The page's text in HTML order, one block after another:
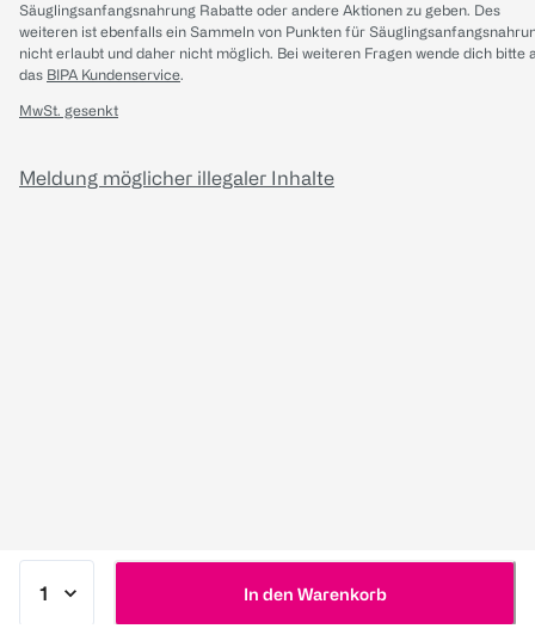
In den Warenkorb
Säuglingsanfangsnahrung Rabatte oder andere Aktionen zu geben. Des
weiteren ist ebenfalls ein Sammeln von Punkten für
nicht erlaubt und daher nicht möglich. Bei weiteren Fragen wende dich bitte
das BIPA Kundenservice.
MwSt. gesenkt
Meldung möglicher illegaler Inhalte